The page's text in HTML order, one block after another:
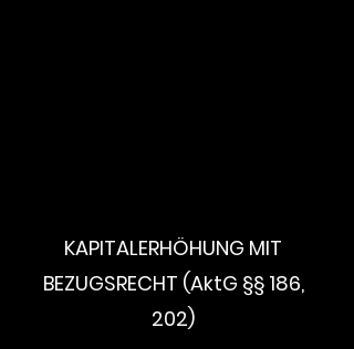
KAPITALERHÖHUNG MIT
BEZUGSRECHT (AktG §§ 186,
202)